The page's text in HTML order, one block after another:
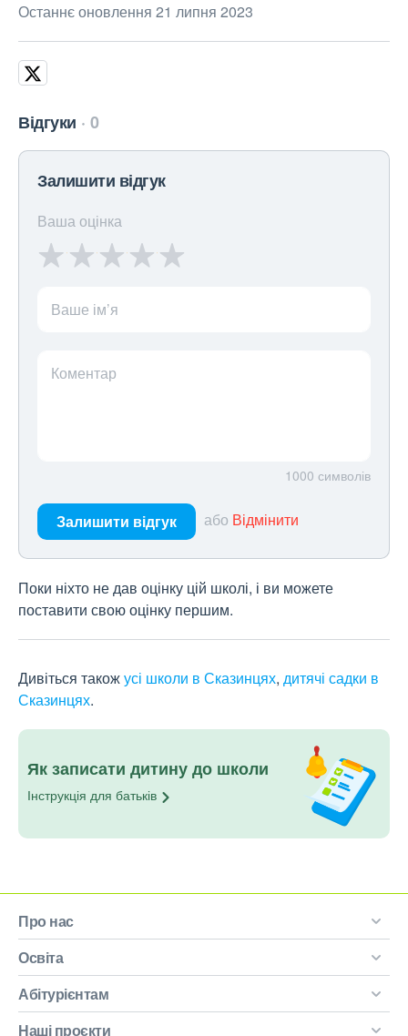
Останнє оновлення 21 липня 2023
Відгуки 0
Залишити відгук
Ваша оцінка
Ваше ім’я
Коментар
1000 символів
Залишити відгук або Відмінити
Поки ніхто не дав оцінку цій школі, і ви можете
поставити свою оцінку першим.
Дивіться такожусі школи в Сказинцях, дитячі садки в
Сказинцях.
Як записати дитину до школи
Інструкція для батьків
Про нас
Освіта
Абітурієнтам
Наші проєкти